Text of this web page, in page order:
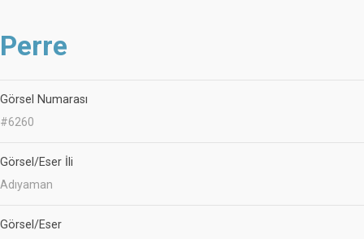
Perre
Görsel Numarası
#6260
Görsel/Eser İli
Adıyaman
Görsel/Eser